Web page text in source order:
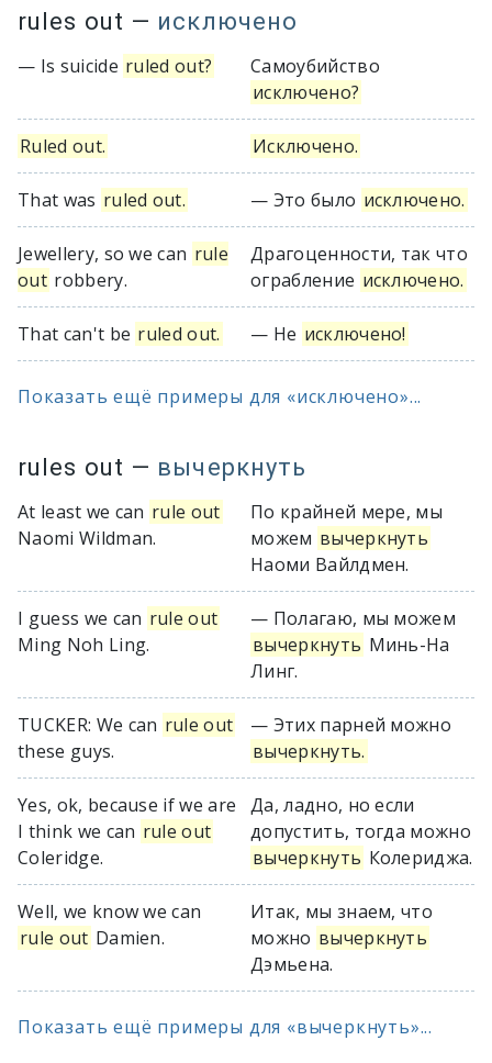
rules out — исключено
— Is suicide ruled out?
Самоубийство
исключено?
Ruled out. Исключено.
That was ruled out. — Это было исключено.
Jewellery, so we can rule
out robbery.
Драгоценности, так что
ограбление исключено.
That can't be ruled out. — Не исключено!
Показать ещё примеры для «исключено»...
rules out — вычеркнуть
At least we can rule out
Naomi Wildman.
По крайней мере, мы
можем вычеркнуть
Наоми Вайлдмен.
I guess we can rule out
Ming Noh Ling.
— Полагаю, мы можем
вычеркнуть Минь-На
Линг.
TUCKER: We can rule out
these guys.
— Этих парней можно
вычеркнуть.
Yes, ok, because if we are
I think we can rule out
Coleridge.
Да, ладно, но если
допустить, тогда можно
вычеркнуть Колериджа.
Well, we know we can
rule out Damien.
Итак, мы знаем, что
можно вычеркнуть
Дэмьена.
Показать ещё примеры для «вычеркнуть»...